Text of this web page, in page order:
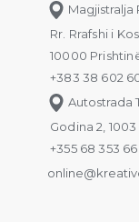
Magjistralja
Rr. Rrafshi i
10000
+383 38 602
Autostrada
Godina 2,
+355 68 353